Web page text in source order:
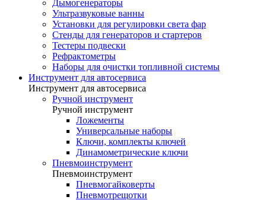
Дымогенераторы
Ультразвуковые ванны
Установки для регулировки света фар
Стенды для генераторов и стартеров
Тестеры подвески
Рефрактометры
Наборы для очистки топливной системы
Инструмент для автосервиса
Инструмент для автосервиса
Ручной инструмент
Ручной инструмент
Ложементы
Универсальные наборы
Ключи, комплекты ключей
Динамометрические ключи
Пневмоинструмент
Пневмоинструмент
Пневмогайковерты
Пневмотрещотки